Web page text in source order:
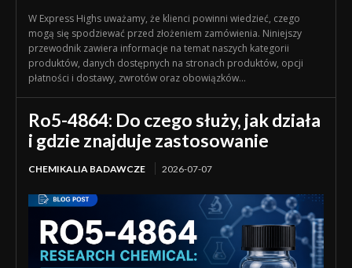
W Express Highs uważamy, że klienci powinni wiedzieć, czego
mogą się spodziewać przed złożeniem zamówienia. Niniejszy
przewodnik zawiera informacje na temat naszych kategorii
produktów, danych dostępnych na stronach produktów, opcji
płatności i dostawy, zwrotów oraz obowiązków...
Ro5-4864: Do czego służy, jak działa
i gdzie znajduje zastosowanie
CHEMIKALIA BADAWCZE 2026-07-07